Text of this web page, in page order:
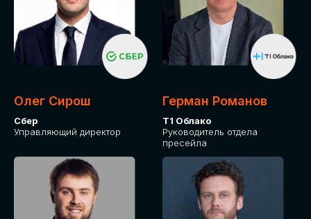
Олег Сирош
Сбер
Управляющий директор
Герман Романов
Т1 Облако
Руководитель отдела
пресейла